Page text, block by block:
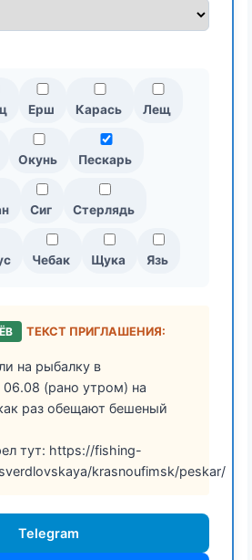
Ерш Карась Лещ
Окунь Пескарь
Сиг Стерлядь
Чебак Щука Язь
ТЕКСТ ПРИГЛАШЕНИЯ:
на рыбалку в
(рано утром) на
раз обещают бешеный
тут: https://fishing-
krasnoufimsk/peskar/
Telegram